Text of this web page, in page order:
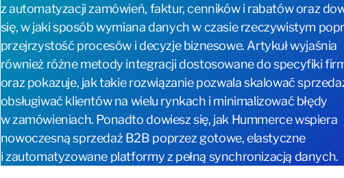
z automatyzacji zamówień, faktur, cenników i rabatów oraz
się, w jaki sposób wymiana danych w czasie rzeczywistym
przejrzystość procesów i decyzje biznesowe. Artykuł wyjaśnia
również różne metody integracji dostosowane do specyfiki
oraz pokazuje, jak takie rozwiązanie pozwala skalować
obsługiwać klientów na wielu rynkach i minimalizować błędy
w zamówieniach. Ponadto dowiesz się, jak Hummerce wspiera
nowoczesną sprzedaż B2B poprzez gotowe, elastyczne
i zautomatyzowane platformy z pełną synchronizacją danych.